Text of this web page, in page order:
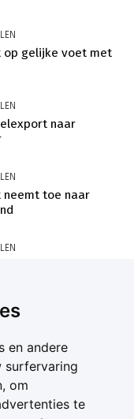
en andere
surfervaring
om
te
gelijke voet met
naar
toe naar